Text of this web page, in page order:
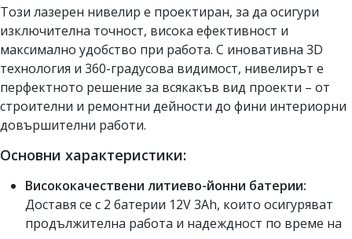
Този лазерен нивелир е проектиран, за да осигури
изключителна точност, висока ефективност и
максимално удобство при работа. С иновативна 3D
технология и 360-градусова видимост, нивелирът е
перфектното решение за всякакъв вид проекти – от
строителни и ремонтни дейности до фини интериорни
довършителни работи.
Основни характеристики:
Висококачествени литиево-йонни батерии:
Доставя се с 2 батерии 12V 3Ah, които осигуряват
продължителна работа и надеждност по време на